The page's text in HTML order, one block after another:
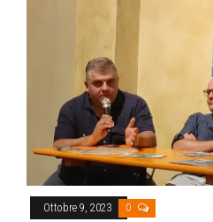
Ottobre 9, 2023 0